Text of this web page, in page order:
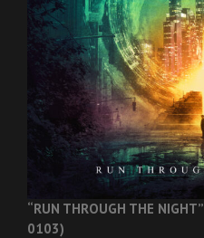
“RUN THROUGH THE NIGHT”
0103)